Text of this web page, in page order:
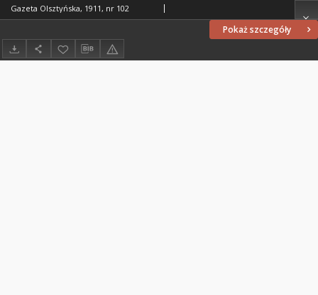
Pokaż szczegóły
Gazeta Olsztyńska, 1911, nr 102